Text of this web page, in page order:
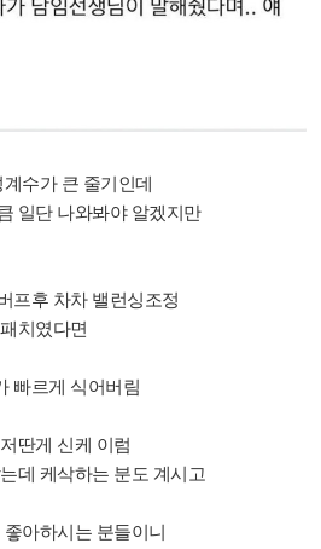
수가 큰 줄기인데
일단 나와봐야 알겠지만
프후 차차 밸런싱조정
치였다면
빠르게 식어버림
딴게 신케 이럼
데 케삭하는 분도 계시고
아하시는 분들이니